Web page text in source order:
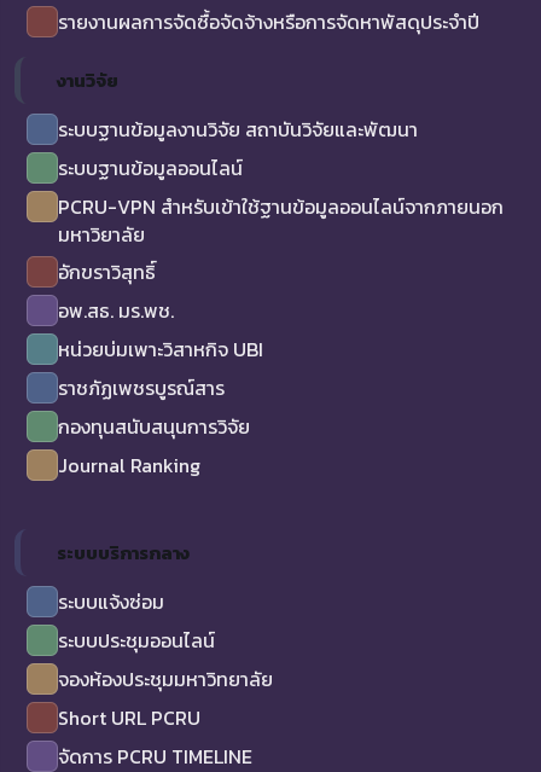
รายงานผลการจัดซื้อจัดจ้างหรือการจัดหาพัสดุประจำปี
งานวิจัย
ระบบฐานข้อมูลงานวิจัย สถาบันวิจัยและพัฒนา
ระบบฐานข้อมูลออนไลน์
PCRU-VPN สำหรับเข้าใช้ฐานข้อมูลออนไลน์จากภายนอก
มหาวิยาลัย
อักขราวิสุทธิ์
อพ.สธ. มร.พช.
หน่วยบ่มเพาะวิสาหกิจ UBI
ราชภัฏเพชรบูรณ์สาร
กองทุนสนับสนุนการวิจัย
Journal Ranking
ระบบบริการกลาง
ระบบแจ้งซ่อม
ระบบประชุมออนไลน์
จองห้องประชุมมหาวิทยาลัย
Short URL PCRU
จัดการ PCRU TIMELINE